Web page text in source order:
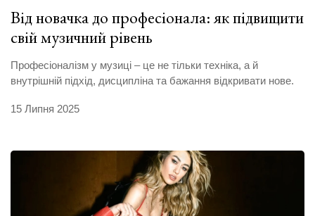
Від новачка до професіонала: як підвищити
свій музичний рівень
Професіоналізм у музиці – це не тільки техніка, а й
внутрішній підхід, дисципліна та бажання відкривати нове.
15 Липня 2025